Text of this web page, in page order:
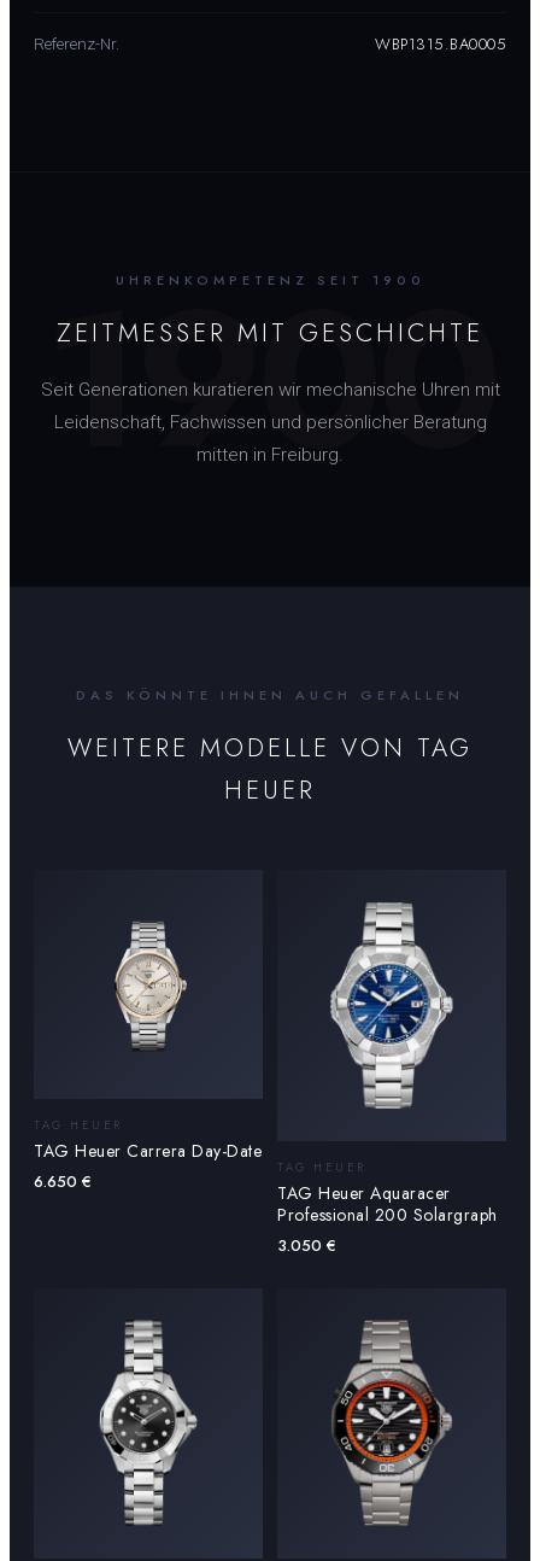
Referenz-Nr. WBP1315.BA0005
1900
UHRENKOMPETENZ SEIT 1900
ZEITMESSER MIT GESCHICHTE
Seit Generationen kuratieren wir mechanische Uhren mit
Leidenschaft, Fachwissen und persönlicher Beratung
mitten in Freiburg.
DAS KÖNNTE IHNEN AUCH GEFALLEN
WEITERE MODELLE VON TAG
HEUER
TAG HEUER
TAG Heuer Carrera Day-Date
6.650 €
TAG HEUER
TAG Heuer Aquaracer
Professional 200 Solargraph
3.050 €